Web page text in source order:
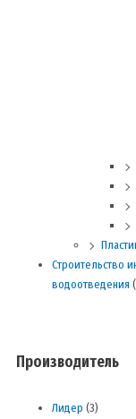
Строительство
водоотведения
Производитель
Лидер (3)